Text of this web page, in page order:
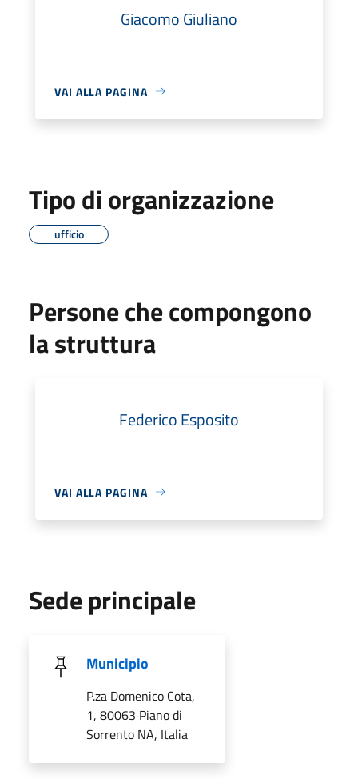
Giacomo Giuliano
VAI ALLA PAGINA
Tipo di organizzazione
ufficio
Persone che compongono
la struttura
Federico Esposito
VAI ALLA PAGINA
Sede principale
Municipio
P.za Domenico Cota,
1, 80063 Piano di
Sorrento NA, Italia